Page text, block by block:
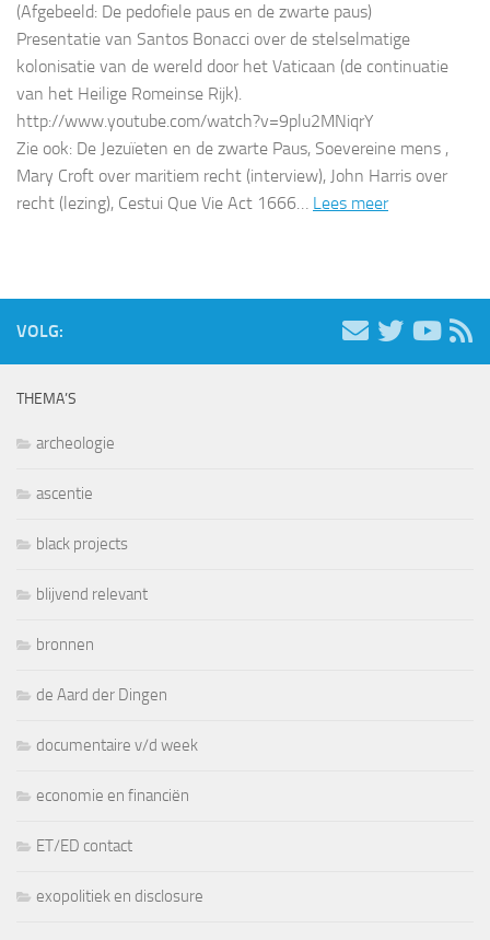
(Afgebeeld: De pedofiele paus en de zwarte paus)
Presentatie van Santos Bonacci over de stelselmatige
kolonisatie van de wereld door het Vaticaan (de continuatie
van het Heilige Romeinse Rijk).
http://www.youtube.com/watch?v=9plu2MNiqrY
Zie ook: De Jezuïeten en de zwarte Paus, Soevereine mens ,
Mary Croft over maritiem recht (interview), John Harris over
recht (lezing), Cestui Que Vie Act 1666… Lees meer
VOLG:
THEMA’S
archeologie
ascentie
black projects
blijvend relevant
bronnen
de Aard der Dingen
documentaire v/d week
economie en financiën
ET/ED contact
exopolitiek en disclosure